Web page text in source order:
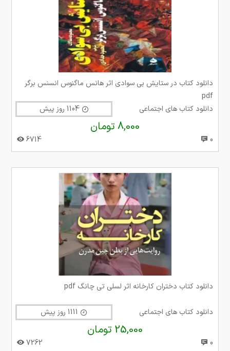
دانلود کتاب در ستایش بی سوادی اثر هانس ماگنوس انسنس برگر
pdf
دانلود کتاب های اجتماعی
1104 روز پیش
8,000 تومان
0
6714
دانلود کتاب دختران کارخانه اثر لسلی تی چانگ pdf
دانلود کتاب های اجتماعی
25,000 تومان
0
7262